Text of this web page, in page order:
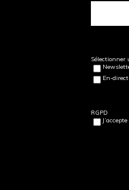
Sélectionner
En-
RGPD